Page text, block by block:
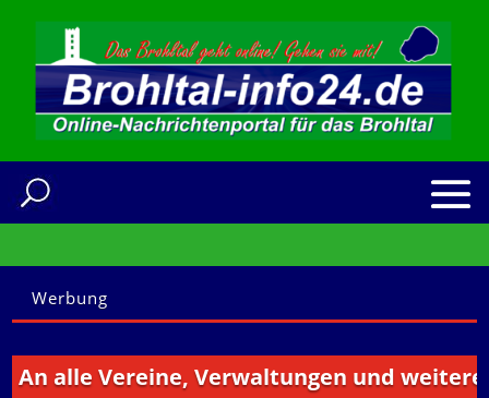
Werbung
Vereine, Verwaltungen und weitere